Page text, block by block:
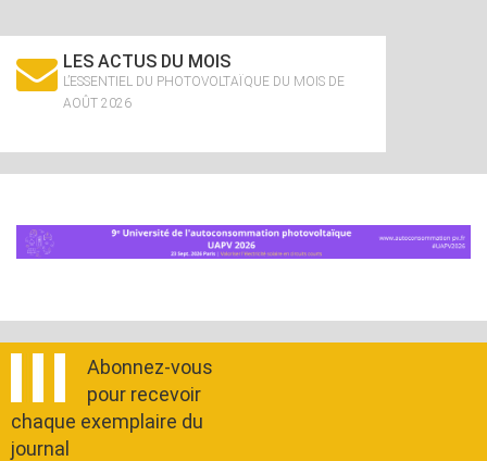
LES ACTUS DU MOIS
L’ESSENTIEL DU PHOTOVOLTAÏQUE DU MOIS DE
AOÛT 2026
Abonnez-vous
pour recevoir
chaque exemplaire du
journal